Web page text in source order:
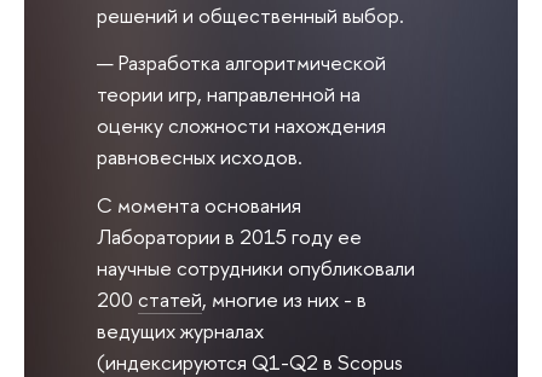
решений и общественный выбор.
Разработка алгоритмической
теории игр, направленной на
оценку сложности нахождения
равновесных исходов.
С момента основания
Лаборатории в 2015 году ее
научные сотрудники опубликовали
200 статей, многие из них - в
ведущих журналах
(индексируются Q1-Q2 в Scopus